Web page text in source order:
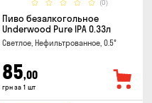
(0)
Пиво безалкогольное
Underwood Pure IPA 0.33л
Светлое, Нефильтрованное, 0.5°
85,00
грн за 1 шт